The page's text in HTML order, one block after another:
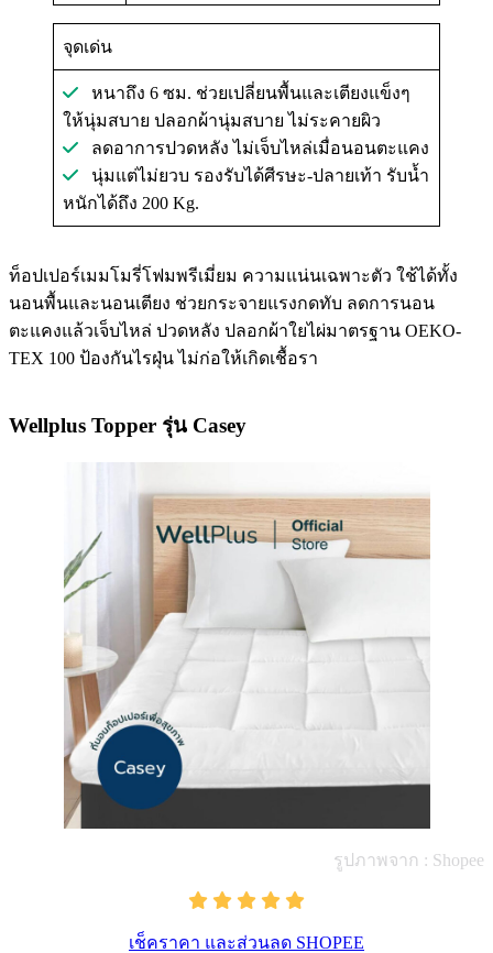
จุดเด่น
หนาถึง 6 ซม. ช่วยเปลี่ยนพื้นและเตียงแข็งๆ
ให้นุ่มสบาย ปลอกผ้านุ่มสบาย ไม่ระคายผิว
ลดอาการปวดหลัง ไม่เจ็บไหล่เมื่อนอนตะแคง‍‍
นุ่มแต่ไม่ยวบ รองรับได้ศีรษะ-ปลายเท้า รับน้ำ
หนักได้ถึง 200 Kg.️‍
ท็อปเปอร์เมมโมรี่โฟมพรีเมี่ยม ความแน่นเฉพาะตัว ใช้ได้ทั้ง
นอนพื้นและนอนเตียง ช่วยกระจายแรงกดทับ ลดการนอน
ตะแคงแล้วเจ็บไหล่ ปวดหลัง ปลอกผ้าใยไผ่มาตรฐาน OEKO-
TEX 100 ป้องกันไรฝุ่น ไม่ก่อให้เกิดเชื้อรา
Wellplus Topper รุ่น Casey
รูปภาพจาก : Shopee
เช็คราคา และส่วนลด SHOPEE